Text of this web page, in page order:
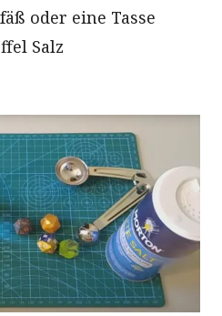
oder eine Tasse
Salz